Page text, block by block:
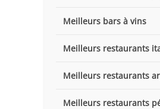
Meilleurs bars à vins
Meilleurs restaurants
Meilleurs restaurants
Meilleurs restaurants